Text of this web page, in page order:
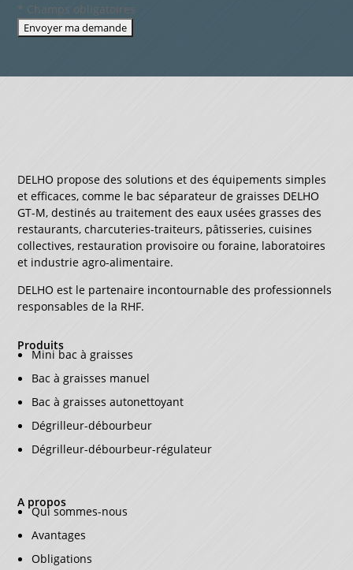
* Champs obligatoires
DELHO propose des solutions et des équipements simples
et efficaces, comme le bac séparateur de graisses DELHO
GT-M, destinés au traitement des eaux usées grasses des
restaurants, charcuteries-traiteurs, pâtisseries, cuisines
collectives, restauration provisoire ou foraine, laboratoires
et industrie agro-alimentaire.
DELHO est le partenaire incontournable des professionnels
responsables de la RHF.
Produits
Mini bac à graisses
Bac à graisses manuel
Bac à graisses autonettoyant
Dégrilleur-débourbeur
Dégrilleur-débourbeur-régulateur
A propos
Qui sommes-nous
Avantages
Obligations